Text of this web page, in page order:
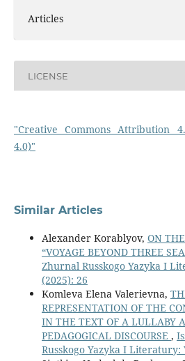
Articles
LICENSE
"Creative Commons Attribution
4.0)"
Similar Articles
Alexander Korablyov, ON
“VOYAGE BEYOND THREE
Zhurnal Russkogo Yazyka I
(2025): 26
Komleva Elena Valerievna,
REPRESENTATION OF THE
IN THE TEXT OF A LULLABY
PEDAGOGICAL DISCOURSE ,
Russkogo Yazyka I Literatury: